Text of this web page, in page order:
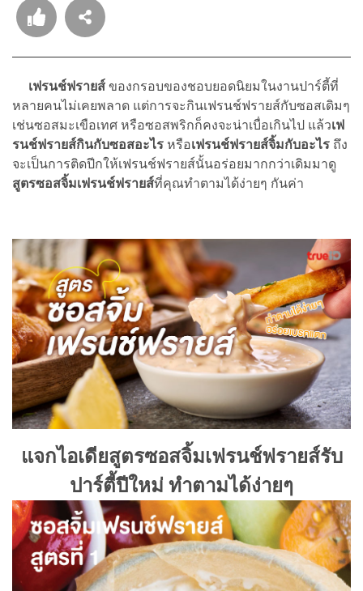
เฟรนช์ฟรายส์ ของกรอบของชอบยอดนิยมในงานปาร์ตี้ที่
หลายคนไม่เคยพลาด แต่การจะกินเฟรนช์ฟรายส์กับซอสเดิมๆ
เช่นซอสมะเขือเทศ หรือซอสพริกก็คงจะน่าเบื่อเกินไป แล้วเฟ
รนช์ฟรายส์กินกับซอสอะไร หรือเฟรนช์ฟรายส์จิ้มกับอะไร ถึง
จะเป็นการติดปีกให้เฟรนช์ฟรายส์นั้นอร่อยมากกว่าเดิมมาดู
สูตรซอสจิ้มเฟรนช์ฟรายส์ที่คุณทำตามได้ง่ายๆ กันค่า
แจกไอเดียสูตรซอสจิ้มเฟรนช์ฟรายส์รับ
ปาร์ตี้ปีใหม่ ทำตามได้ง่ายๆ